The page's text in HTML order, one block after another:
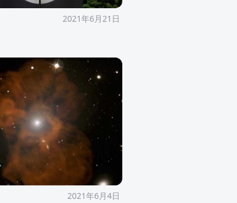
2021年6月21日
2021年6月4日